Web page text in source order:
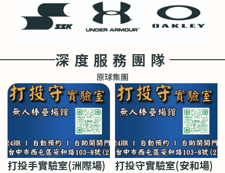
深度服務團隊
原球集團
打投手實驗室(洲際場) 打投守實驗室(安和場)